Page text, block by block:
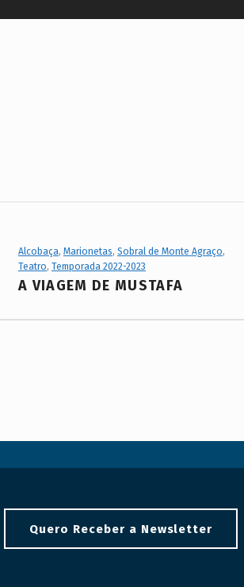
Project Category:
Alcobaça, Marionetas, Sobral de Monte Agraço,
Teatro, Temporada 2022-2023
A VIAGEM DE MUSTAFA
Quero Receber a Newsletter